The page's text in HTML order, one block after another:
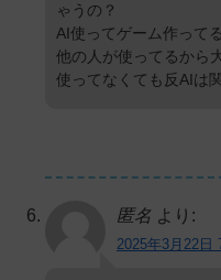
ゃうの？
AI使ってゲーム作って
他の人が使ってるから
使ってなくても反AIは
匿名 より:
2025年3月22日